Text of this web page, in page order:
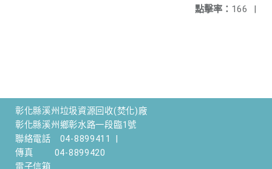
點擊率： 166 |
彰化縣溪州垃圾資源回收(焚化)廠
彰化縣溪州鄉彰水路一段臨1號
聯絡電話
04-8899411
傳真
04-8899420
電子信箱